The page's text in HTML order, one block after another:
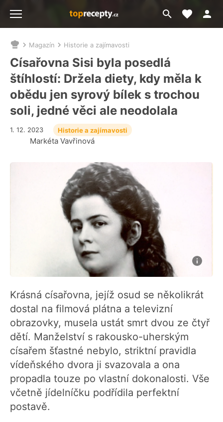
Přejít
na
Moje
Nacházíte
se
zde:
Magazín Historie a zajímavosti
Císařovna Sisi byla posedlá
štíhlostí: Držela diety, kdy měla k
obědu jen syrový bílek s trochou
soli, jedné věci ale neodolala
Markéta Vavřinová
1. 12. 2023 Historie a zajímavosti
Krásná císařovna, jejíž osud se několikrát
dostal na filmová plátna a televizní
obrazovky, musela ustát smrt dvou ze čtyř
dětí. Manželství s rakousko-uherským
císařem šťastné nebylo, striktní pravidla
vídeňského dvora ji svazovala a ona
propadla touze po vlastní dokonalosti. Vše
včetně jídelníčku podřídila perfektní
postavě.